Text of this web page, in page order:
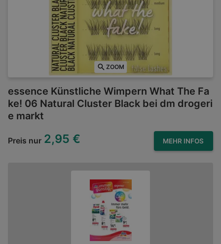
ZOOM
essence Künstliche Wimpern What The Fa
ke! 06 Natural Cluster Black bei dm drogeri
e markt
Preis nur 2,95 € MEHR INFOS